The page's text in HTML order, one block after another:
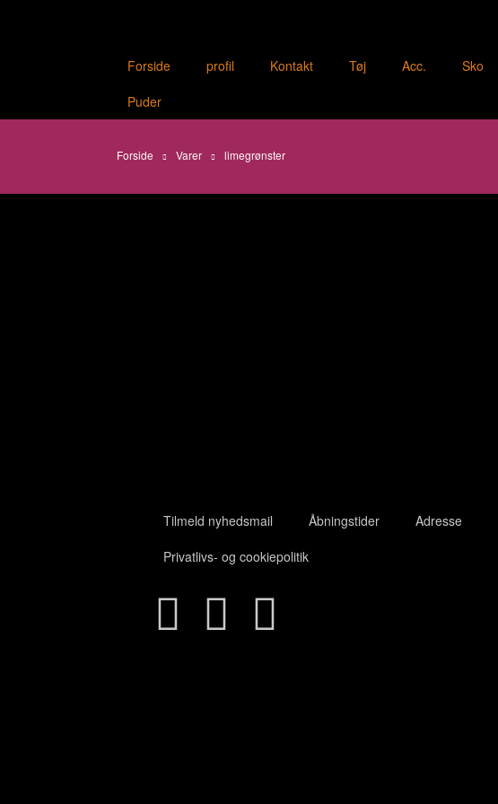
Forside profil Kontakt Tøj Acc. Sko
Puder
Forside Varer limegrønster
Tilmeld nyhedsmail Åbningstider Adresse
Privatlivs- og cookiepolitik